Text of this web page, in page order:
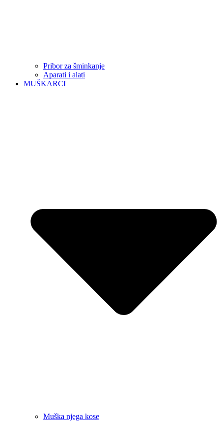
Pribor za šminkanje
Aparati i alati
MUŠKARCI
Muška njega kose